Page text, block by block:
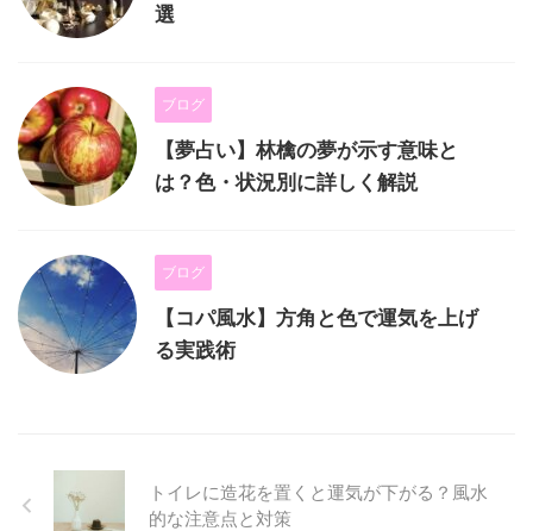
選
ブログ
【夢占い】林檎の夢が示す意味と
は？色・状況別に詳しく解説
ブログ
【コパ風水】方角と色で運気を上げ
る実践術
トイレに造花を置くと運気が下がる？風水
的な注意点と対策